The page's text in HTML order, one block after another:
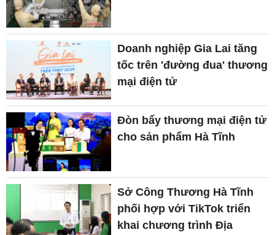
Doanh nghiệp Gia Lai tăng
tốc trên 'đường đua' thương
mại điện tử
Đòn bẩy thương mại điện tử
cho sản phẩm Hà Tĩnh
Sở Công Thương Hà Tĩnh
phối hợp với TikTok triển
khai chương trình Địa